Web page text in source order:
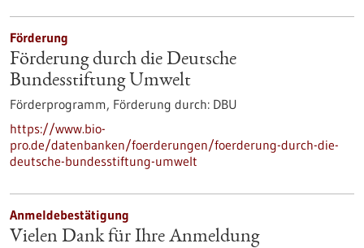
Förderung
Förderung durch die Deutsche
Bundesstiftung Umwelt
Förderprogramm, Förderung durch: DBU
https://www.bio-
pro.de/datenbanken/foerderungen/foerderung-durch-die-
deutsche-bundesstiftung-umwelt
Anmeldebestätigung
Vielen Dank für Ihre Anmeldung